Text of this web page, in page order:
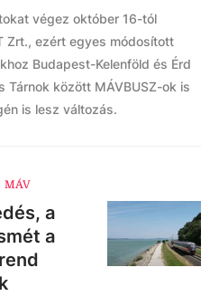
végez október 16-tól
Zrt., ezért egyes módosított
Budapest-Kelenföld és Érd
Tárnok között MÁVBUSZ-ok is
is lesz változás.
MÁV
a
a